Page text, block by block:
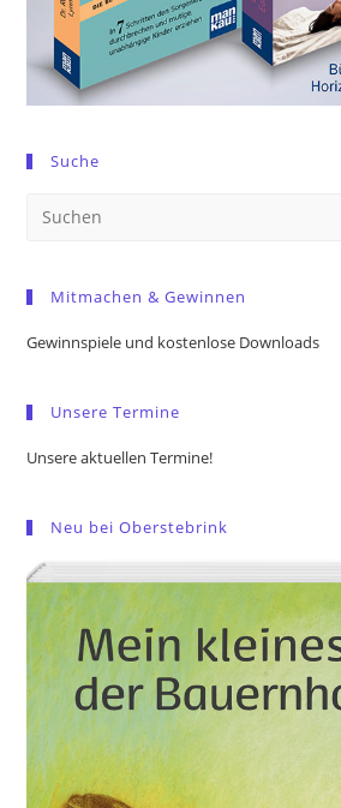
Suche
Mitmachen & Gewinnen
Gewinnspiele und kostenlose Downloads
Unsere Termine
Unsere aktuellen Termine!
Neu bei Oberstebrink